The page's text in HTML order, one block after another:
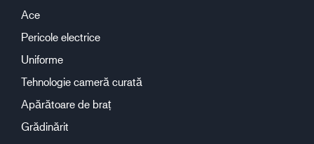
Ace
Pericole electrice
Uniforme
Tehnologie cameră curată
Apărătoare de braț
Grădinărit